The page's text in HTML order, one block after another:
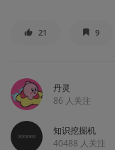
21 9
丹灵
86 人关注
知识挖掘机
40488 人关注